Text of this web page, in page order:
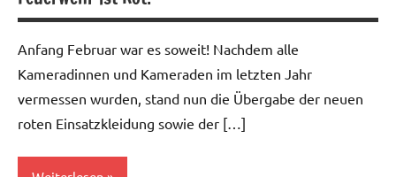
Anfang Februar war es soweit! Nachdem alle
Kameradinnen und Kameraden im letzten Jahr
vermessen wurden, stand nun die Übergabe der neuen
roten Einsatzkleidung sowie der […]